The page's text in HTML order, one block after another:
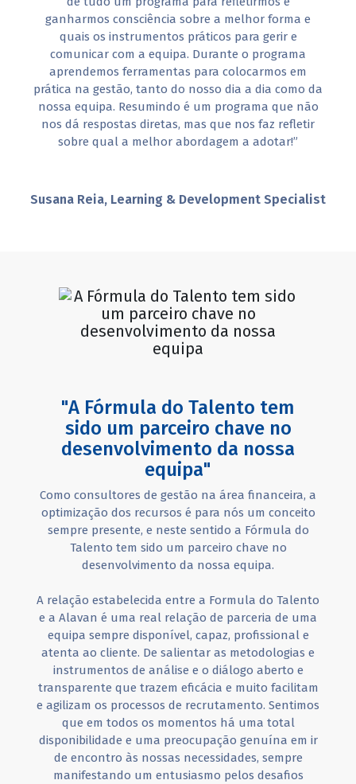
ganharmos consciência sobre a melhor forma e
quais os instrumentos práticos para gerir e
comunicar com a equipa. Durante o programa
aprendemos ferramentas para colocarmos em
prática na gestão, tanto do nosso dia a dia como da
nossa equipa. Resumindo é um programa que não
nos dá respostas diretas, mas que nos faz refletir
sobre qual a melhor abordagem a adotar!”
Susana Reia, Learning & Development Specialist
"A Fórmula do Talento tem
sido um parceiro chave no
desenvolvimento da nossa
equipa"
Como consultores de gestão na área financeira, a
optimização dos recursos é para nós um conceito
sempre presente, e neste sentido a Fórmula do
Talento tem sido um parceiro chave no
desenvolvimento da nossa equipa.
A relação estabelecida entre a Formula do Talento
e a Alavan é uma real relação de parceria de uma
equipa sempre disponível, capaz, profissional e
atenta ao cliente. De salientar as metodologias e
instrumentos de análise e o diálogo aberto e
transparente que trazem eficácia e muito facilitam
e agilizam os processos de recrutamento. Sentimos
que em todos os momentos há uma total
disponibilidade e uma preocupação genuína em ir
de encontro às nossas necessidades, sempre
manifestando um entusiasmo pelos desafios